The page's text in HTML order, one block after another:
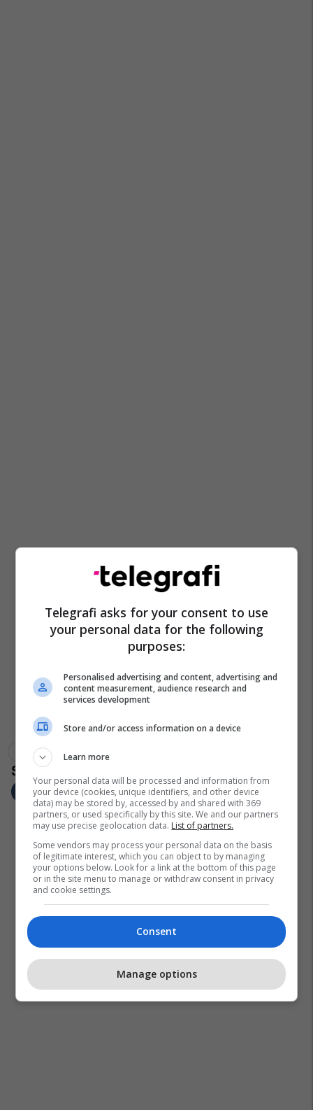
Kongresi Amerikan
Telegrafi asks for your consent to use
your personal data for the following
purposes:
Personalised advertising and content, advertising and
content measurement, audience research and
services development
Store and/or access information on a device
Learn more
Your personal data will be processed and information from
your device (cookies, unique identifiers, and other device
data) may be stored by, accessed by and shared with 369
partners, or used specifically by this site. We and our partners
may use precise geolocation data. List of partners.
Some vendors may process your personal data on the basis
of legitimate interest, which you can object to by managing
your options below. Look for a link at the bottom of this page
or in the site menu to manage or withdraw consent in privacy
and cookie settings.
Consent
Manage options